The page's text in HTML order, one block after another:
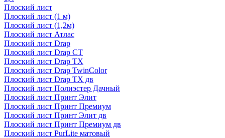
Плоский лист
Плоский лист (1 м)
Плоский лист (1,2м)
Плоский лист Атлас
Плоский лист Drap
Плоский лист Drap СТ
Плоский лист Drap TX
Плоский лист Drap TwinColor
Плоский лист Drap ТХ дв
Плоский лист Полиэстер Дачный
Плоский лист Принт Элит
Плоский лист Принт Премиум
Плоский лист Принт Элит дв
Плоский лист Принт Премиум дв
Плоский лист PurLite матовый